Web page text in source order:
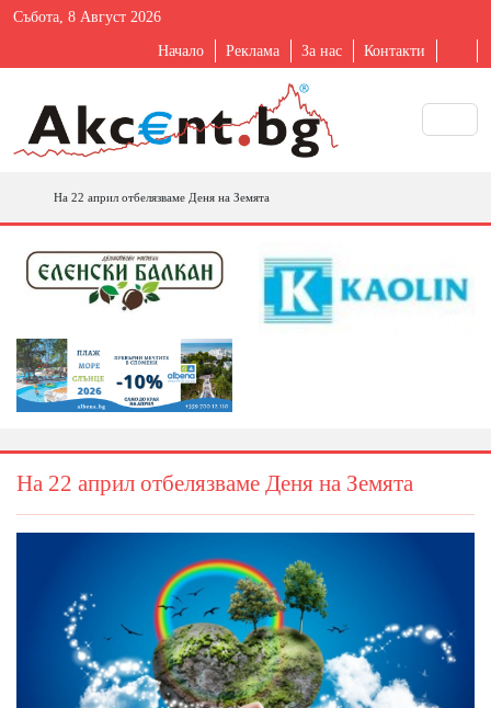
Събота, 8 Август 2026
Начало Реклама За нас Контакти
На 22 април отбелязваме Деня на Земята
На 22 април отбелязваме Деня на Земята